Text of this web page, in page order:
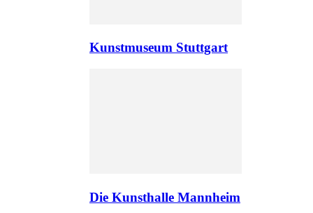
Kunstmuseum Stuttgart
Die Kunsthalle Mannheim